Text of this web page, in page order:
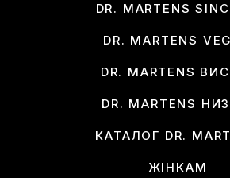
DR. MARTENS
DR. MARTENS
DR. MARTENS
DR. MARTENS
КАТАЛОГ DR.
ЖІНКАМ